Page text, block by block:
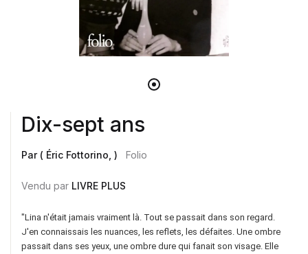
Dix-sept ans
Par ( Éric Fottorino, ) Folio
Vendu par LIVRE PLUS
"Lina n'était jamais vraiment là. Tout se passait dans son regard.
J'en connaissais les nuances, les reflets, les défaites. Une ombre
passait dans ses yeux, une ombre dure qui fanait son visage. Elle